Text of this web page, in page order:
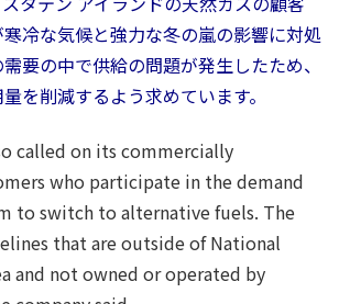
冷な気候と強力な冬の嵐の影響に対処
要の中で供給の問題が発生したため、
を削減するよう求めています。
called on its commercially
who participate in the demand
to switch to alternative fuels. The
that are outside of National
and not owned or operated by